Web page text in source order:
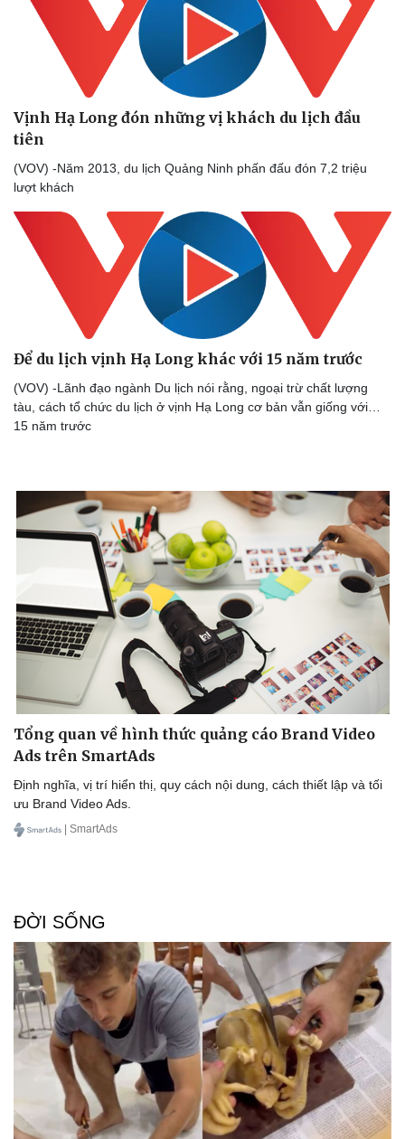
Doanh nghiệp
Thông tin doanh nghiệp
Doanh nghiệp 24h
Doanh nhân
Vì cộng đồng
Sành điệu
Tin Công nghệ
Trải nghiệm
Chuyển đổi số
Vịnh Hạ Long đón những vị khách du lịch đầu
tiên
(VOV) -Năm 2013, du lịch Quảng Ninh phấn đấu đón 7,2 triệu
lượt khách
Để du lịch vịnh Hạ Long khác với 15 năm trước
(VOV) -Lãnh đạo ngành Du lịch nói rằng, ngoại trừ chất lượng
tàu, cách tổ chức du lịch ở vịnh Hạ Long cơ bản vẫn giống với…
15 năm trước
Tổng quan về hình thức quảng cáo Brand Video
Ads trên SmartAds
Định nghĩa, vị trí hiển thị, quy cách nội dung, cách thiết lập và tối
ưu Brand Video Ads.
| SmartAds
ĐỜI SỐNG